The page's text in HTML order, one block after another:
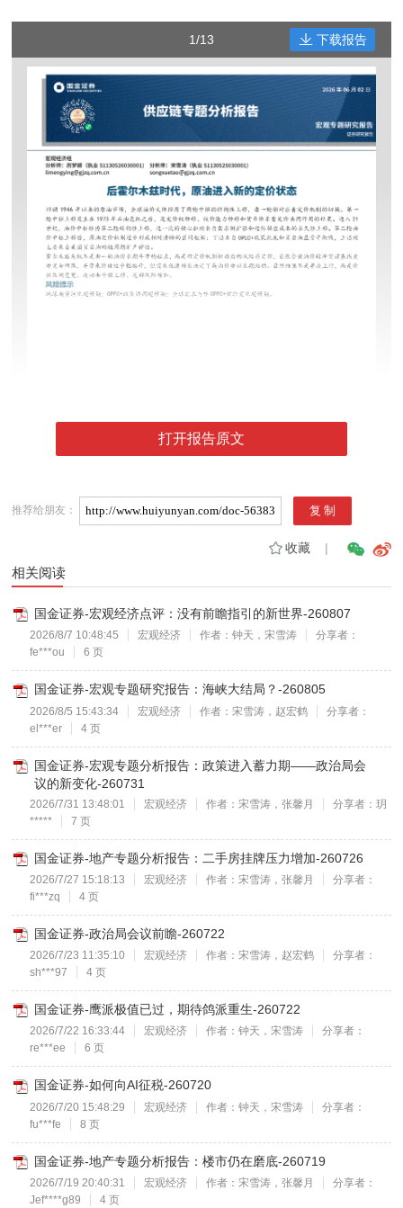
1/13 下载报告
打开报告原文
推荐给朋友：
收藏|
相关阅读
国金证券-宏观经济点评：没有前瞻指引的新世界-260807
2026/8/7 10:48:45 宏观经济 作者：钟天，宋雪涛
分享者：
fe***ou
6 页
国金证券-宏观专题研究报告：海峡大结局？-260805
2026/8/5 15:43:34 宏观经济 作者：宋雪涛，赵宏鹤
分享者：
el***er
4 页
国金证券-宏观专题分析报告：政策进入蓄力期——政治局会
议的新变化-260731
2026/7/31 13:48:01 宏观经济 作者：宋雪涛，张馨月
分享者：玥
*****
7 页
国金证券-地产专题分析报告：二手房挂牌压力增加-260726
2026/7/27 15:18:13 宏观经济 作者：宋雪涛，张馨月
分享者：
fi***zq
4 页
国金证券-政治局会议前瞻-260722
2026/7/23 11:35:10 宏观经济 作者：宋雪涛，赵宏鹤
分享者：
sh***97
4 页
国金证券-鹰派极值已过，期待鸽派重生-260722
2026/7/22 16:33:44 宏观经济 作者：钟天，宋雪涛
分享者：
re***ee
6 页
国金证券-如何向AI征税-260720
2026/7/20 15:48:29 宏观经济 作者：钟天，宋雪涛
分享者：
fu***fe
8 页
国金证券-地产专题分析报告：楼市仍在磨底-260719
2026/7/19 20:40:31 宏观经济 作者：宋雪涛，张馨月
分享者：
Jef****g89
4 页